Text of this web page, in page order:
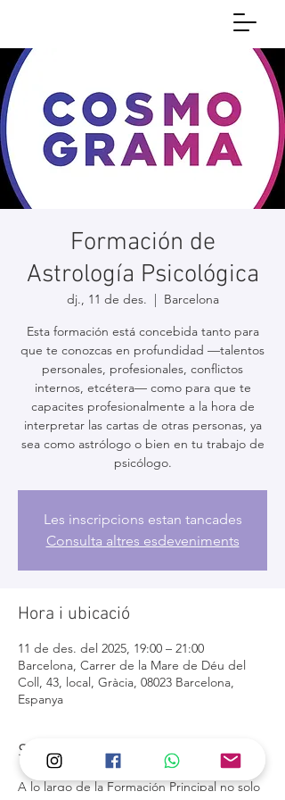
Formación de
Astrología Psicológica
dj., 11 de des.
  |
Barcelona
Esta formación está concebida tanto para
que te conozcas en profundidad —talentos
personales, profesionales, conflictos
internos, etcétera— como para que te
capacites profesionalmente a la hora de
interpretar las cartas de otras personas, ya
sea como astrólogo o bien en tu trabajo de
psicólogo.
Les inscripcions estan tancades
Consulta altres esdeveniments
Hora i ubicació
11 de des. del 2025, 19:00 – 21:00
Barcelona, Carrer de la Mare de Déu del
Coll, 43, local, Gràcia, 08023 Barcelona,
Espanya
Sobre l'esdeveniment
A lo largo de la Formación Principal no solo